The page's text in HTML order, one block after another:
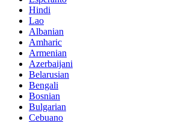
Hindi
Lao
Albanian
Amharic
Armenian
Azerbaijani
Belarusian
Bengali
Bosnian
Bulgarian
Cebuano